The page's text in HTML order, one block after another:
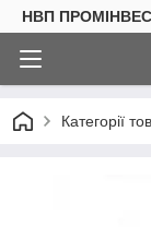
НВП
Категорії